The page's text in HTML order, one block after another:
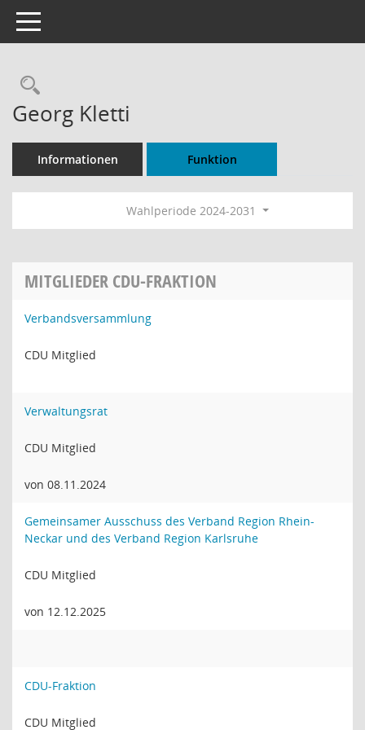
Toggle navigation
Rechercheauswahl
Georg Kletti
Informationen Funktion
Wahlperiode 2024-2031
MITGLIEDER CDU-FRAKTION
Verbandsversammlung
CDU Mitglied
Verwaltungsrat
CDU Mitglied
von 08.11.2024
Gemeinsamer Ausschuss des Verband Region Rhein-
Neckar und des Verband Region Karlsruhe
CDU Mitglied
von 12.12.2025
CDU-Fraktion
CDU Mitglied